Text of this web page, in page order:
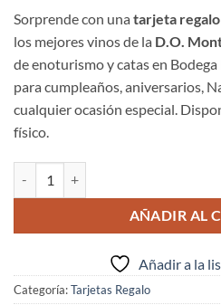
Sorprende con una tarjeta
los mejores vinos de la D.O.
de enoturismo y catas en
para cumpleaños, aniversarios,
cualquier ocasión especial.
físico.
AÑADIR AL
Añadir a la
Categoría:Tarjetas Regalo